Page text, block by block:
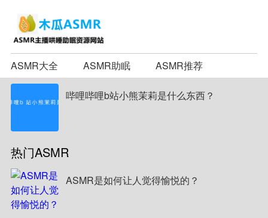
ASMR大全 ASMR助眠 ASMR推荐
哔哩哔哩b站小熊茉莉是什么东西？
热门ASMR
ASMR是如何让人觉得愉悦的？